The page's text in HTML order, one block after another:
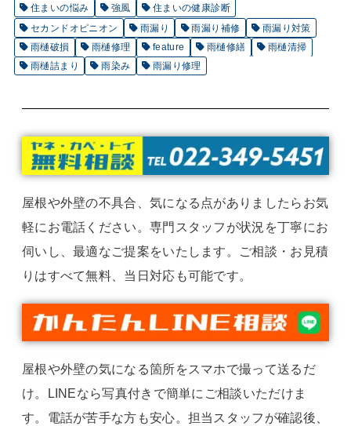
住まいの悩み
強風
住まいの健康診断
セカンドオピニオン
雨漏り 雨漏り補修
雨漏り対策
雨樋破損
雨樋修理 feature 雨樋修繕
雨樋清掃
雨樋詰まり
雨染み 雨漏り修理
屋根や外壁の不具合、気になる点がありましたらお気
軽にお電話ください。専門スタッフが状況を丁寧にお
伺いし、最適なご提案をいたします。ご相談・お見積
りはすべて無料、当日対応も可能です。
屋根や外壁の気になる箇所をスマホで撮って送るだ
け。LINEなら写真付きで簡単にご相談いただけま
す。電話が苦手な方も安心。担当スタッフが確認後、